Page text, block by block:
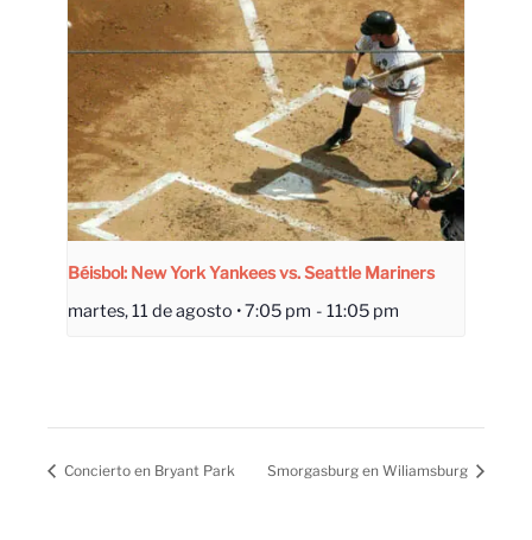
Béisbol: New York Yankees vs. Seattle Mariners
martes, 11 de agosto • 7:05 pm - 11:05 pm
Concierto en Bryant Park Smorgasburg en Wiliamsburg